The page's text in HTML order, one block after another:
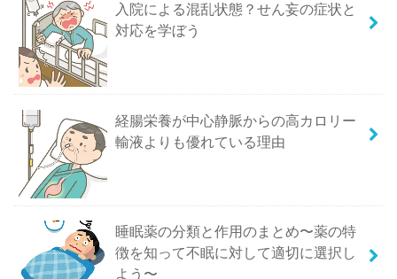
入院による混乱状態？せん妄の症状と
対応を学ぼう
経腸栄養が中心静脈からの高カロリー
輸液よりも優れている理由
睡眠薬の分類と作用のまとめ〜薬の特
徴を知って不眠に対して適切に選択し
よう〜